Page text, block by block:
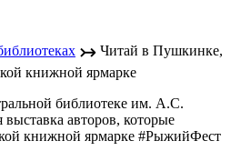
↣ Читай в Пушкинке,
книжной ярмарке
библиотеке им. А.С.
авторов, которые
книжной ярмарке #РыжийФест